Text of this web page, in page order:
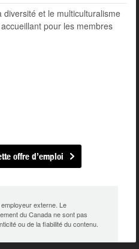
et le multiculturalisme
pour les membres
offre d’emploi
externe. Le
du Canada ne sont pas
ou de la fiabilité du contenu.